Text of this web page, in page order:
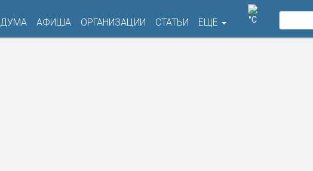
ДУМА АФИША ОРГАНИЗАЦИИ СТАТЬИ ЕЩЕ °C